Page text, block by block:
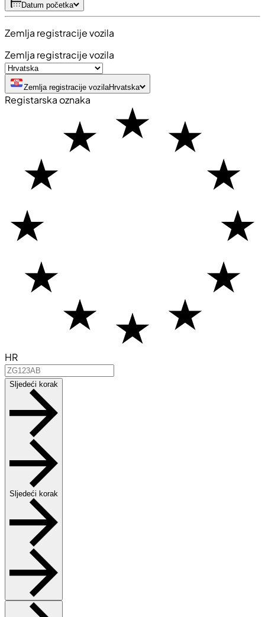
Datum početka
Zemlja registracije vozila
Zemlja registracije vozila
Zemlja registracije vozilaHrvatska
Registarska oznaka
HR
Sljedeći korak
Sljedeći korak